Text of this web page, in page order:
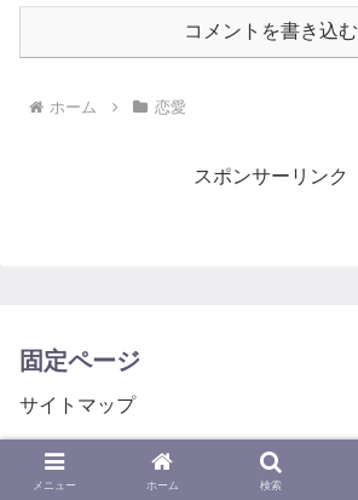
コメントを書き込む
ホーム 恋愛
スポンサーリンク
固定ページ
サイトマップ
プライバシーポリシー
メニュー ホーム 検索